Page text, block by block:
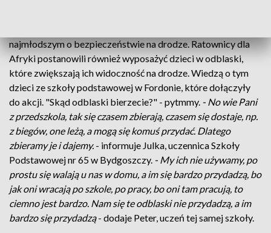
najmłodszym o bezpieczeństwie na drodze. Ratownicy dla
Afryki postanowili również wyposażyć dzieci w odblaski,
które zwiększają ich widoczność na drodze. Wiedzą o tym
dzieci ze szkoły podstawowej w Fordonie, które dołączyły
do akcji. "Skąd odblaski bierzecie?" - pytmmy. - No wie Pani
z przedszkola, tak się czasem zbierają, czasem się dostaje, np.
z biegów, one leżą, a mogą się komuś przydać. Dlatego
zbieramy je i dajemy. - informuje Julka, uczennica Szkoły
Podstawowej nr 65 w Bydgoszczy. - My ich nie używamy, po
prostu się walają u nas w domu, a im się bardzo przydadzą, bo
jak oni wracają po szkole, po pracy, bo oni tam pracują, to
ciemno jest bardzo. Nam się te odblaski nie przydadzą, a im
bardzo się przydadzą- dodaje Peter, uczeń tej samej szkoły.